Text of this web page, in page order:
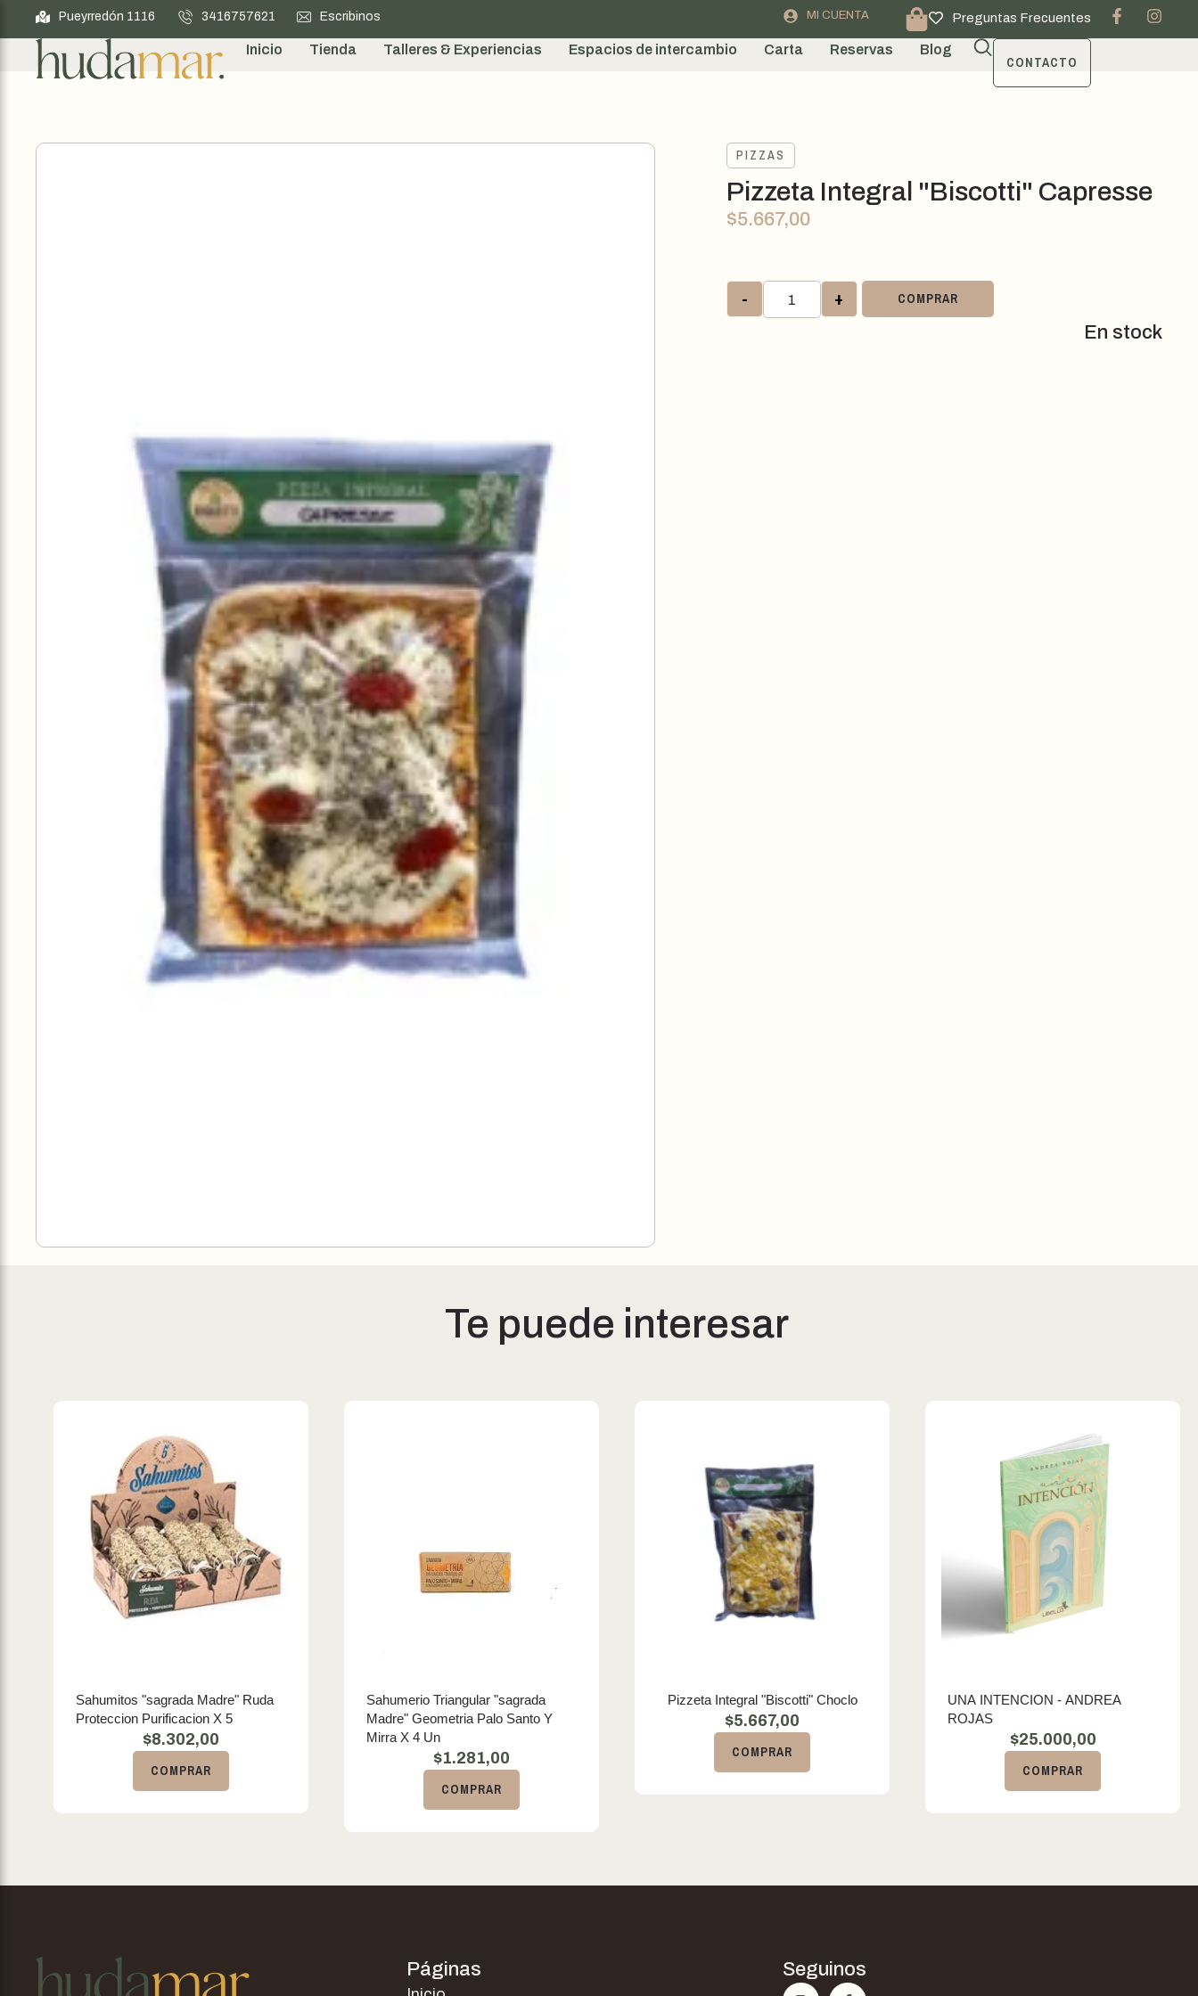
Pueyrredón 1116 3416757621 Escribinos MI CUENTA Preguntas Frecuentes
Inicio Tienda Talleres & Experiencias Espacios de intercambio Carta Reservas Blog
CONTACTO
PIZZAS
Pizzeta Integral "Biscotti" Capresse
$5.667,00
- + COMPRAR
En stock
Te puede interesar
Sahumitos "sagrada Madre" Ruda
Proteccion Purificacion X 5
$8.302,00
COMPRAR
Sahumerio Triangular "sagrada
Madre" Geometria Palo Santo Y
Mirra X 4 Un
$1.281,00
COMPRAR
Pizzeta Integral "Biscotti" Choclo
$5.667,00
COMPRAR
UNA INTENCION - ANDREA
ROJAS
$25.000,00
COMPRAR
Páginas Seguinos